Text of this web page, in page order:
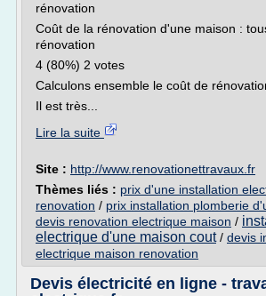
rénovation
Coût de la rénovation d'une maison :
rénovation
4 (80%) 2 votes
Calculons ensemble le coût de
Il est très...
Lire la suite
Site : http://www.renovationettravaux.fr
Thèmes liés : prix d'une installation
renovation / prix installation plomberie
devis renovation electrique maison /
electrique d'une maison cout/ devis
electrique maison renovation
Devis électricité en ligne -